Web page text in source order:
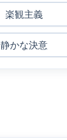
楽観主義
静かな決意